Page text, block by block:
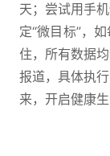
天；尝试用手
定“微目标”，
住，所有数据
报道，具体执
来，开启健康生